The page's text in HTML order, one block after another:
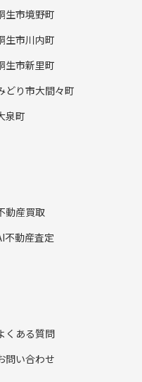
生市境野町
生市川内町
生市新里町
どり市大間々町
泉町
動産買取
不動産査定
くある質問
問い合わせ